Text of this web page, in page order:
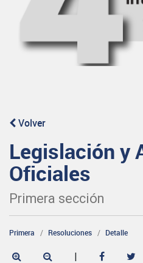
Volver
Legislación y
Oficiales
Primera sección
Primera Resoluciones Detalle
|